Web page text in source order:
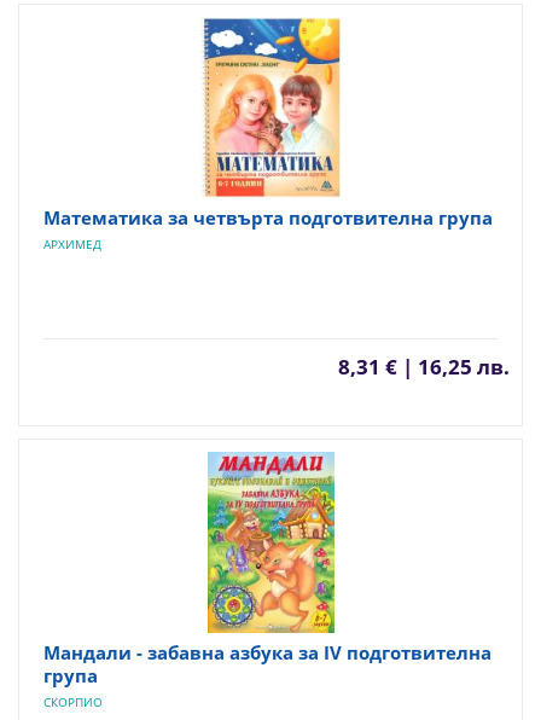
Математика за четвърта подготвителна група
АРХИМЕД
8,31 € | 16,25 лв.
Мандали - забавна азбука за IV подготвителна
група
СКОРПИО